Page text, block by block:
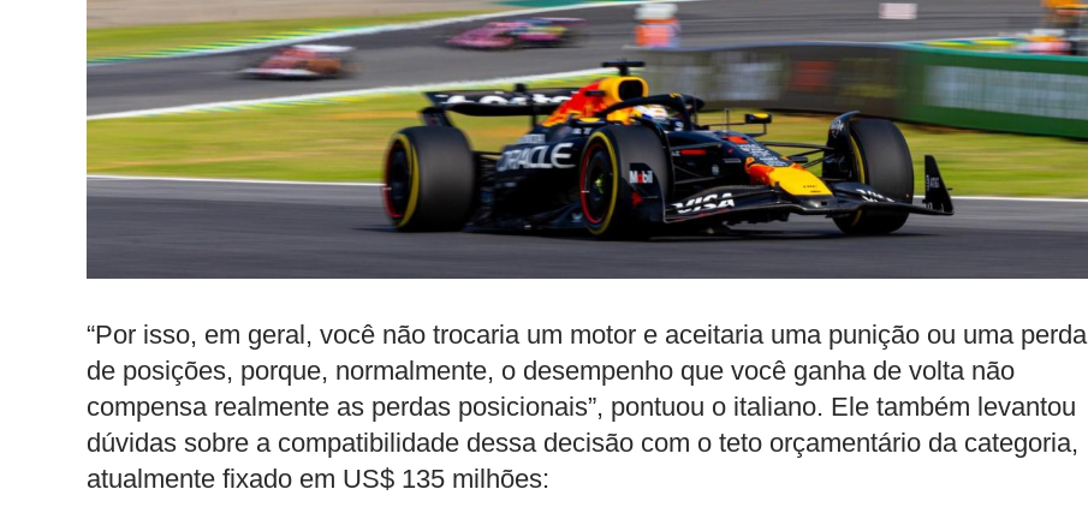
“Por isso, em geral, você não trocaria um motor e aceitaria uma punição ou uma perda
de posições, porque, normalmente, o desempenho que você ganha de volta não
compensa realmente as perdas posicionais”, pontuou o italiano. Ele também levantou
dúvidas sobre a compatibilidade dessa decisão com o teto orçamentário da categoria,
atualmente fixado em US$ 135 milhões: